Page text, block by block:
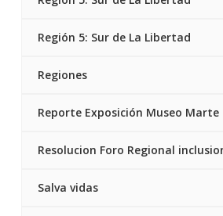
Región 5: Sur de La Libertad
Regiones
Reporte Exposición Museo Marte
Resolucion Foro Regional
Salva vidas